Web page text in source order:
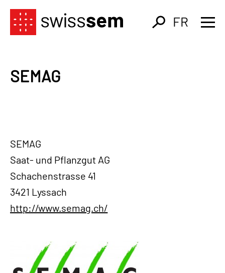
FR
SEMAG
SEMAG
Saat- und Pflanzgut AG
Schachenstrasse 41
3421 Lyssach
http://www.semag.ch/